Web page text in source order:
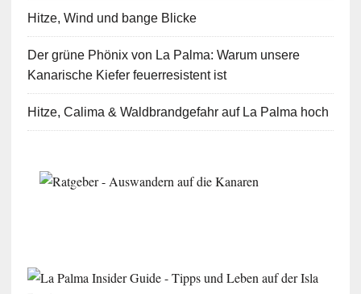
Hitze, Wind und bange Blicke
Der grüne Phönix von La Palma: Warum unsere
Kanarische Kiefer feuerresistent ist
Hitze, Calima & Waldbrandgefahr auf La Palma hoch